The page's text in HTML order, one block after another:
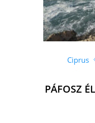
Ciprus
PÁFOSZ